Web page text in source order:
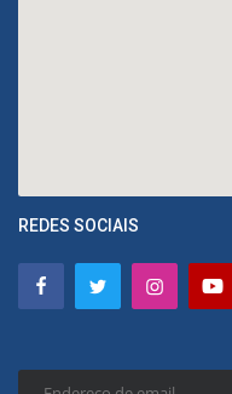
REDES SOCIAIS